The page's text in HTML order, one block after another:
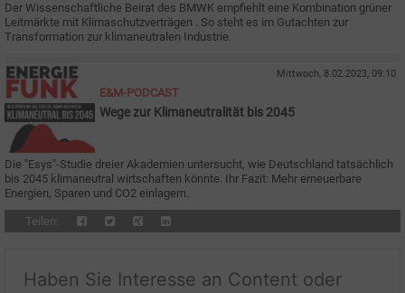
Der Wissenschaftliche Beirat des BMWK empfiehlt eine Kombination grüner
Leitmärkte mit Klimaschutzverträgen . So steht es im Gutachten zur
Transformation zur klimaneutralen Industrie.
Mittwoch, 8.02.2023, 09:10
E&M-PODCAST
Wege zur Klimaneutralität bis 2045
Die "Esys"-Studie dreier Akademien untersucht, wie Deutschland tatsächlich
bis 2045 klimaneutral wirtschaften könnte. Ihr Fazit: Mehr erneuerbare
Energien, Sparen und CO2 einlagern.
Teilen:
Haben Sie Interesse an Content oder